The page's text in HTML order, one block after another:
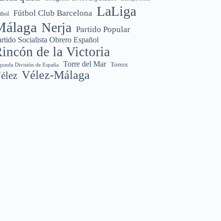
Fútbol Club Barcelona LaLiga
Nerja Partido Popular
Socialista Obrero Español
de la Victoria
División de España Torre del Mar Torrox
Vélez-Málaga